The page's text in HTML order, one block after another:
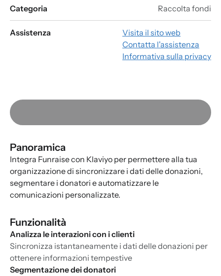
Categoria Raccolta fondi
Assistenza
Visita il sito web
Contatta l'assistenza
Informativa sulla privacy
Panoramica
Integra Funraise con Klaviyo per permettere alla tua
organizzazione di sincronizzare i dati delle donazioni,
segmentare i donatori e automatizzare le
comunicazioni personalizzate.
Funzionalità
Analizza le interazioni con i clienti
Sincronizza istantaneamente i dati delle donazioni per
ottenere informazioni tempestive
Segmentazione dei donatori